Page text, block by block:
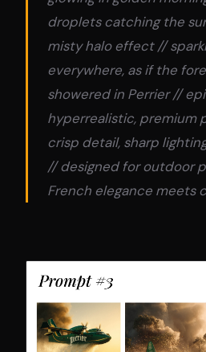
droplets catching the
misty halo effect //
everywhere, as if the
showered in Perrier //
hyperrealistic, premium
crisp detail, sharp
// designed for outdoor
French elegance meets